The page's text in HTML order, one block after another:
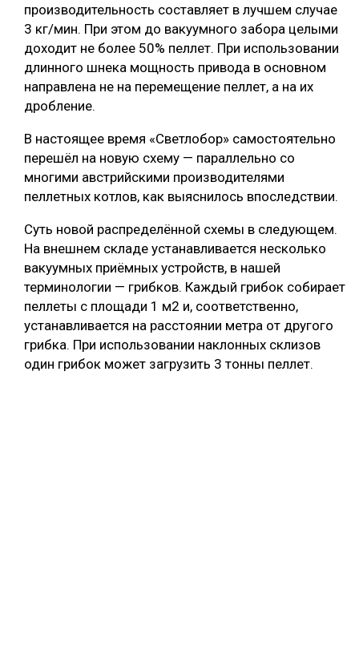
производительность составляет в лучшем случае
3 кг/мин. При этом до вакуумного забора целыми
доходит не более 50% пеллет. При использовании
длинного шнека мощность привода в основном
направлена не на перемещение пеллет, а на их
дробление.
В настоящее время «Светлобор» самостоятельно
перешёл на новую схему — параллельно со
многими австрийскими производителями
пеллетных котлов, как выяснилось впоследствии.
Суть новой распределённой схемы в следующем.
На внешнем складе устанавливается несколько
вакуумных приёмных устройств, в нашей
терминологии — грибков. Каждый грибок собирает
пеллеты с площади 1 м2 и, соответственно,
устанавливается на расстоянии метра от другого
грибка. При использовании наклонных склизов
один грибок может загрузить 3 тонны пеллет.